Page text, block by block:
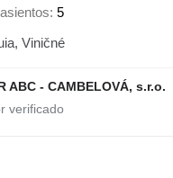
5
Viničné
ABC - CAMBELOVÁ, s.r.o.